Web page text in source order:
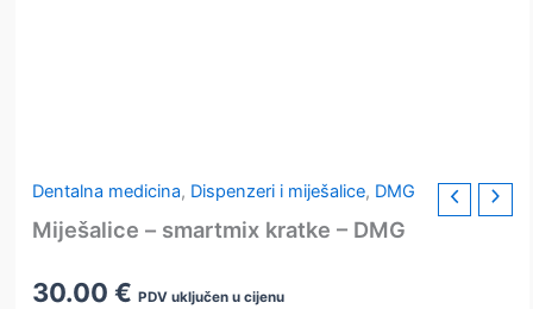
Dentalna medicina, Dispenzeri i miješalice, DMG
Miješalice – smartmix kratke – DMG
30.00€ PDV uključen u cijenu